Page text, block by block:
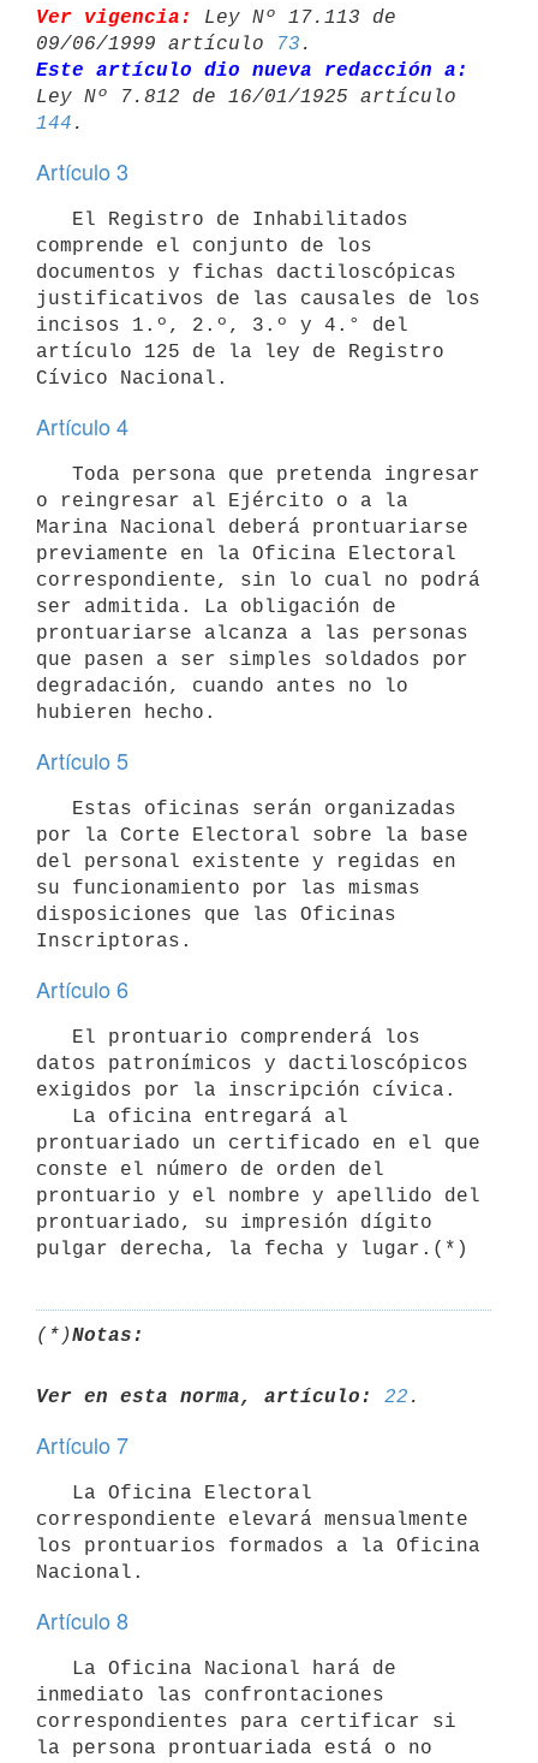
Ver vigencia:
Ley Nº 17.113 de
09/06/1999 artículo
73
Este artículo dio nueva redacción a:
Ley Nº 7.812 de 16/01/1925 artículo
144
Artículo 3
comprende el conjunto de los
documentos y fichas dactiloscópicas
justificativos de las causales de los
incisos 1.º, 2.º, 3.º y 4.° del
artículo 125 de la ley de Registro
Cívico Nacional.
Artículo 4
o reingresar al Ejército o a la
Marina Nacional deberá prontuariarse
previamente en la Oficina Electoral
correspondiente, sin lo cual no podrá
ser admitida. La obligación de
prontuariarse alcanza a las personas
que pasen a ser simples soldados por
degradación, cuando antes no lo
hubieren hecho.
Artículo 5
por la Corte Electoral sobre la base
del personal existente y regidas en
su funcionamiento por las mismas
disposiciones que las Oficinas
Inscriptoras.
Artículo 6
datos patronímicos y dactiloscópicos
exigidos por la inscripción cívica.
prontuariado un certificado en el que
conste el número de orden del
prontuario y el nombre y apellido del
prontuariado, su impresión dígito
pulgar derecha, la fecha y lugar.(*)
(*)Notas:
Ver en esta norma, artículo: 22
Artículo 7
correspondiente elevará mensualmente
los prontuarios formados a la Oficina
Nacional.
Artículo 8
inmediato las confrontaciones
correspondientes para certificar si
la persona prontuariada está o no